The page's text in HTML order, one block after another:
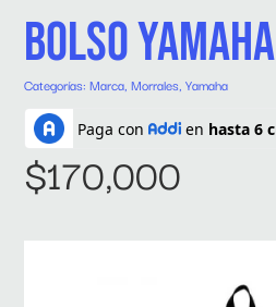
BOLSO YAMAHA
Categorías:Marca,Morrales,Yamaha
$170,000